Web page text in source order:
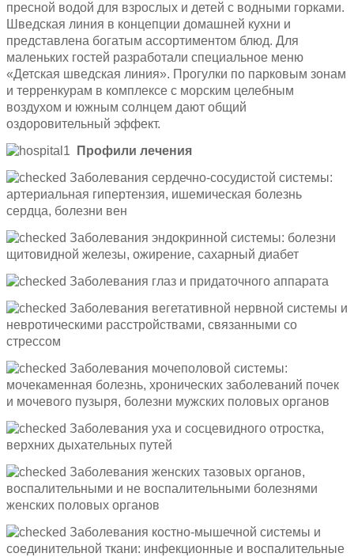
пресной водой для взрослых и детей с водными горками.
Шведская линия в концепции домашней кухни и
представлена богатым ассортиментом блюд. Для
маленьких гостей разработали специальное меню
«Детская шведская линия». Прогулки по парковым зонам
и терренкурам в комплексе с морским целебным
воздухом и южным солнцем дают общий
оздоровительный эффект.
Профили лечения
Заболевания сердечно-сосудистой системы:
артериальная гипертензия, ишемическая болезнь
сердца, болезни вен
Заболевания эндокринной системы: болезни
щитовидной железы, ожирение, сахарный диабет
Заболевания глаз и придаточного аппарата
Заболевания вегетативной нервной системы и
невротическими расстройствами, связанными со
стрессом
Заболевания мочеполовой системы:
мочекаменная болезнь, хронических заболеваний почек
и мочевого пузыря, болезни мужских половых органов
Заболевания уха и сосцевидного отростка,
верхних дыхательных путей
Заболевания женских тазовых органов,
воспалительными и не воспалительными болезнями
женских половых органов
Заболевания костно-мышечной системы и
соединительной ткани: инфекционные и воспалительные